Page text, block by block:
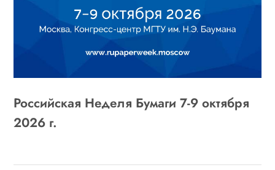
Российская Неделя Бумаги 7-9 октября
2026 г.